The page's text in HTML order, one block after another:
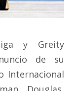
y Greity
de su
Internacional